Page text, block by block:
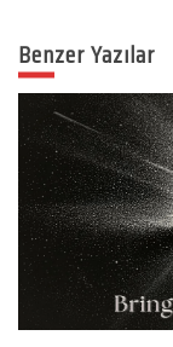
Benzer Yazılar